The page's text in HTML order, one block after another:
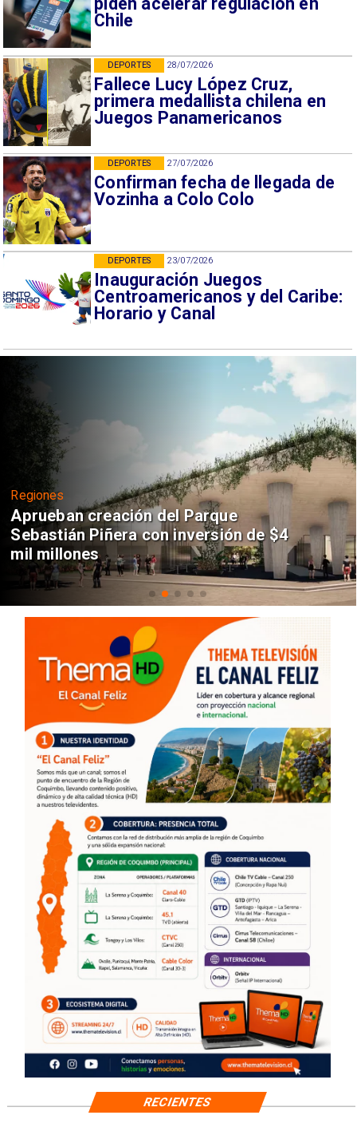
Chile
28/07/2026
Fallece Lucy López Cruz,
primera medallista chilena en
Juegos Panamericanos
DEPORTES
27/07/2026
Confirman fecha de llegada de
Vozinha a Colo Colo
DEPORTES
23/07/2026
Inauguración Juegos
Centroamericanos y del Caribe:
Horario y Canal
DEPORTES
Regiones
Aprueban creación del Parque
Sebastián Piñera con inversión de $4
mil millones
RECIENTES